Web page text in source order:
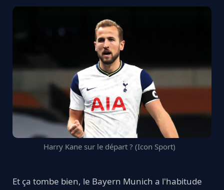
Harry Kane sur le départ ? (Icon Sport)
Et ça tombe bien, le Bayern Munich a l'habitude